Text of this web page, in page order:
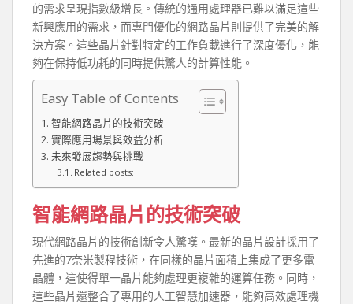
的需求呈現指數級增長。傳統的通用處理器已難以滿足這些
新興應用的需求，而專門優化的網路晶片則提供了完美的解
決方案。這些晶片針對特定的工作負載進行了深度優化，能
夠在保持低功耗的同時提供驚人的計算性能。
Easy Table of Contents
智能網路晶片的技術突破
實際應用場景與效益分析
未來發展趨勢與挑戰
Related posts:
智能網路晶片的技術突破
現代網路晶片的技術創新令人驚嘆。最新的晶片設計採用了
先進的7奈米製程技術，在同樣的晶片面積上集成了更多電
晶體，這使得單一晶片能夠處理更複雜的運算任務。同時，
這些晶片還整合了專用的人工智慧加速器，能夠高效處理機